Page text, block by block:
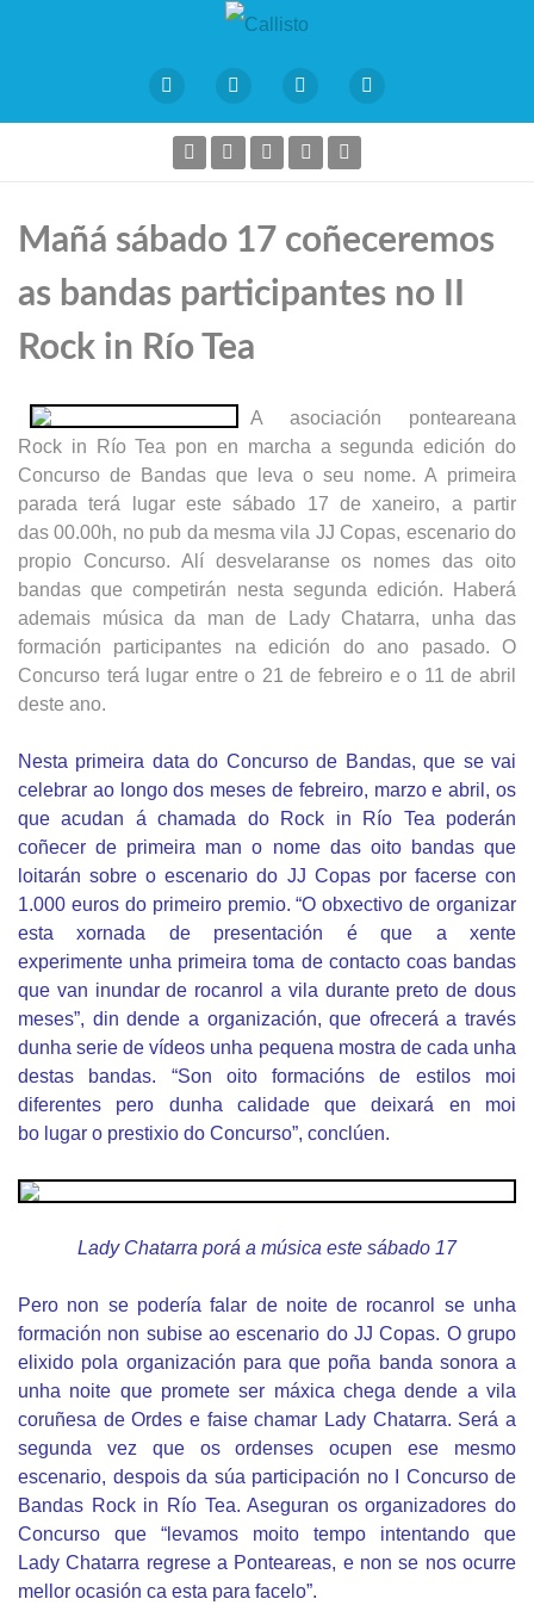
Mañá sábado 17 coñeceremos
as bandas participantes no II
Rock in Río Tea
A asociación ponteareana
Rock in Río Tea pon en marcha asegunda edición do
Concurso de Bandas que leva o seu nome. A primeira
parada terá lugar este sábado 17 de xaneiro, a partir
das00.00h, no pub da mesma vila JJ Copas, escenario do
propio Concurso. Alí desvelaranse os nomes das oito
bandas que competirán nesta segunda edición. Haberá
ademais música da man de Lady Chatarra, unha das
formación participantes na edición do ano pasado. O
Concurso terá lugar entre o 21 de febreiro e o 11 de abril
deste ano.
Nesta primeira data do Concurso de Bandas, que se vai
celebrar ao longo dos meses de febreiro, marzo e abril, os
que acudan áchamada do Rock in Río Tea poderán
coñecer de primeira man o nome das oito bandas que
loitarán sobre o escenario do JJ Copas por facerse con
1.000 euros do primeiro premio. “O obxectivo de organizar
esta xornada de presentación é que a xente
experimente unha primeira toma de contacto coas bandas
que van inundar de rocanrol a vila durante preto de dous
meses”, din dende a organización, que ofrecerá a través
dunha serie de vídeos unha pequena mostra de cada unha
destas bandas. “Son oito formaciónsde estilos moi
diferentes pero dunha calidade que deixará en moi
bo lugar o prestixio do Concurso”, conclúen.
Lady Chatarra porá a música este sábado 17
Pero non se podería falar de noite de rocanrol se unha
formación non subise ao escenario do JJ Copas. O grupo
elixido pola organización para que poña banda sonora a
unha noite que promete ser máxica chega dende a vila
coruñesa de Ordes e faisechamar Lady Chatarra. Será a
segunda vez que os ordensesocupen ese mesmo
escenario, despois da súa participación no I Concurso de
Bandas Rock in Río Tea. Aseguran os organizadores do
Concurso que “levamos moito tempo intentando que
LadyChatarra regrese a Ponteareas, e non se nos ocurre
mellor ocasión ca esta para facelo”.